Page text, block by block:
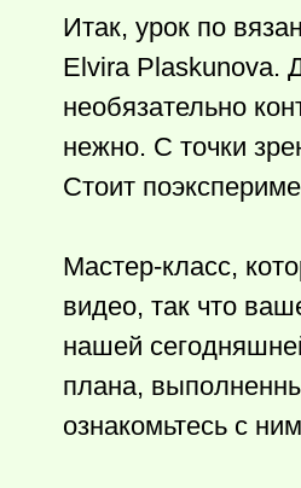
Итак, урок по
Elvira Plaskunova.
необязательно
нежно. С точки
Стоит
Мастер-класс,
видео, так что
нашей
плана,
ознакомьтесь с